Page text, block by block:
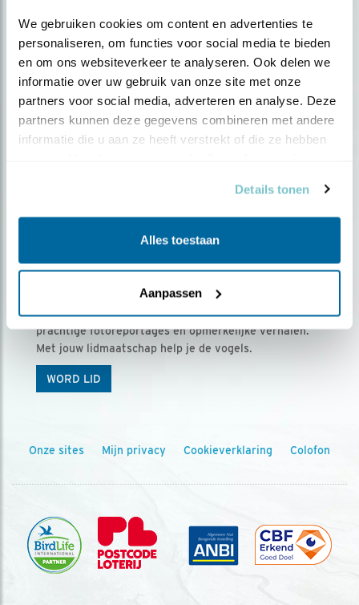
We gebruiken cookies om content en advertenties te
personaliseren, om functies voor social media te bieden
en om ons websiteverkeer te analyseren. Ook delen we
informatie over uw gebruik van onze site met onze
partners voor social media, adverteren en analyse. Deze
partners kunnen deze gegevens combineren met andere
informatie die u aan ze heeft verstrekt of die ze hebben
Details tonen
Alles toestaan
Aanpassen
Ontvang 5 x Vogels voor € 36,00 per jaar
Vogels is het tijdschrift voor onze leden, met
prachtige fotoreportages en opmerkelijke verhalen.
Met jouw lidmaatschap help je de vogels.
WORD LID
Onze sites Mijn privacy Cookieverklaring Colofon